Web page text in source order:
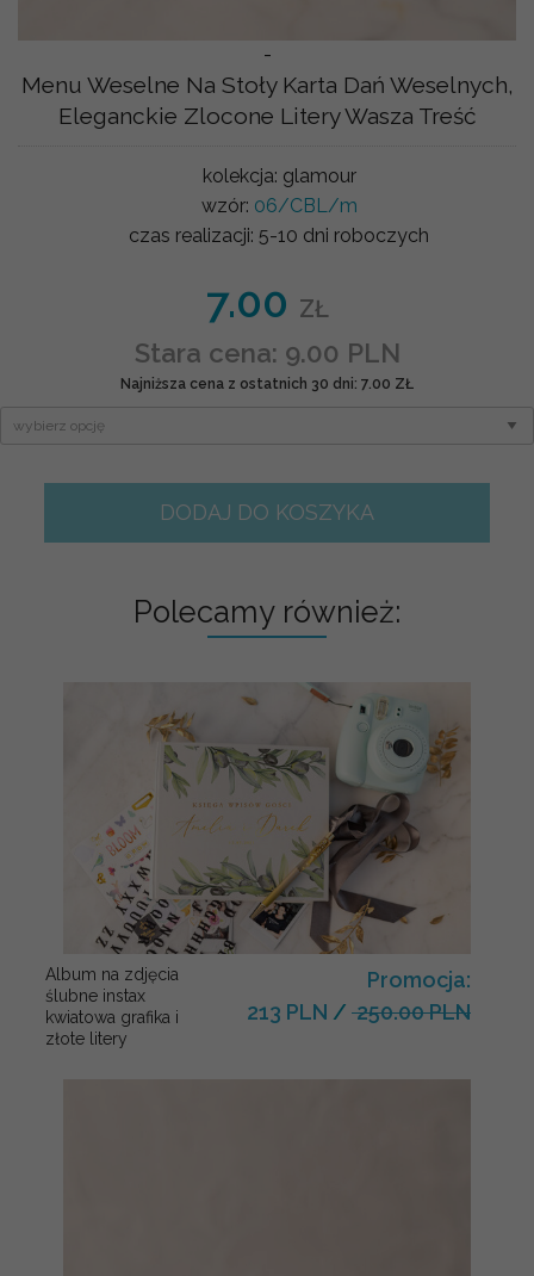
-
Menu Weselne Na Stoły Karta Dań Weselnych,
Eleganckie Zlocone Litery Wasza Treść
kolekcja: glamour
wzór: 06/CBL/m
czas realizacji: 5-10 dni roboczych
7.00 ZŁ
Stara cena: 9.00 PLN
Najniższa cena z ostatnich 30 dni: 7.00 ZŁ
DODAJ DO KOSZYKA
Polecamy również:
Album na zdjęcia
ślubne instax
kwiatowa grafika i
złote litery
Promocja:
213 PLN / 250.00 PLN